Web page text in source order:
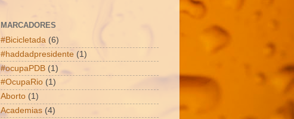
MARCADORES
#Bicicletada (6)
#haddadpresidente (1)
#ocupaPDB (1)
#OcupaRio (1)
Aborto (1)
Academias (4)